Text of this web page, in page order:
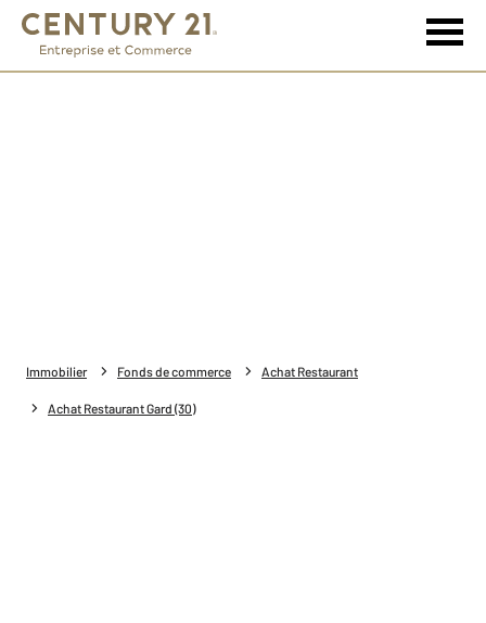
Immobilier Fonds de commerce Achat Restaurant
Achat Restaurant Gard (30)